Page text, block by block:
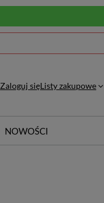
Zaloguj sięListy zakupowe
NOWOŚCI